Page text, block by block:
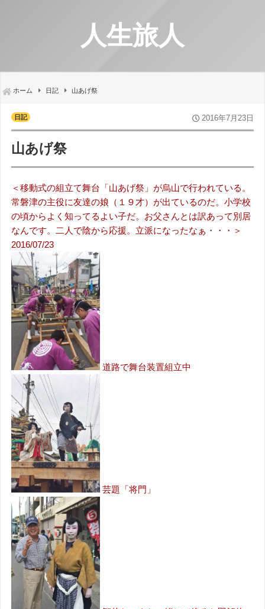
人生旅人
ホーム 日記 山あげ祭
日記 2016年7月23日
山あげ祭
＜移動式の組立て舞台「山あげ祭」が烏山で行われている。
常磐津の主役に友達の娘（１９才）が出ているのだ。小学校
の頃からよく知ってるよい子だ。お父さんとは訳あって別居
なんです。二人で陰から応援。立派になったなぁ・・・＞
2016/07/23
道路で舞台装置組立中
芸題「将門」